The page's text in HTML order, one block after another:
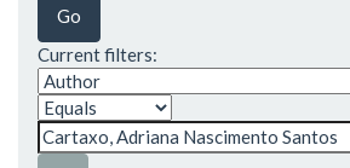
Current filters: